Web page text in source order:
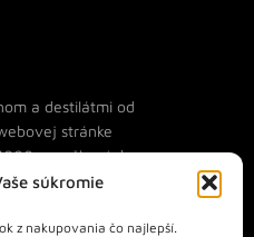
súkromie
z nakupovania čo najlepší.
a destilátmi od
stránke
značkových
888